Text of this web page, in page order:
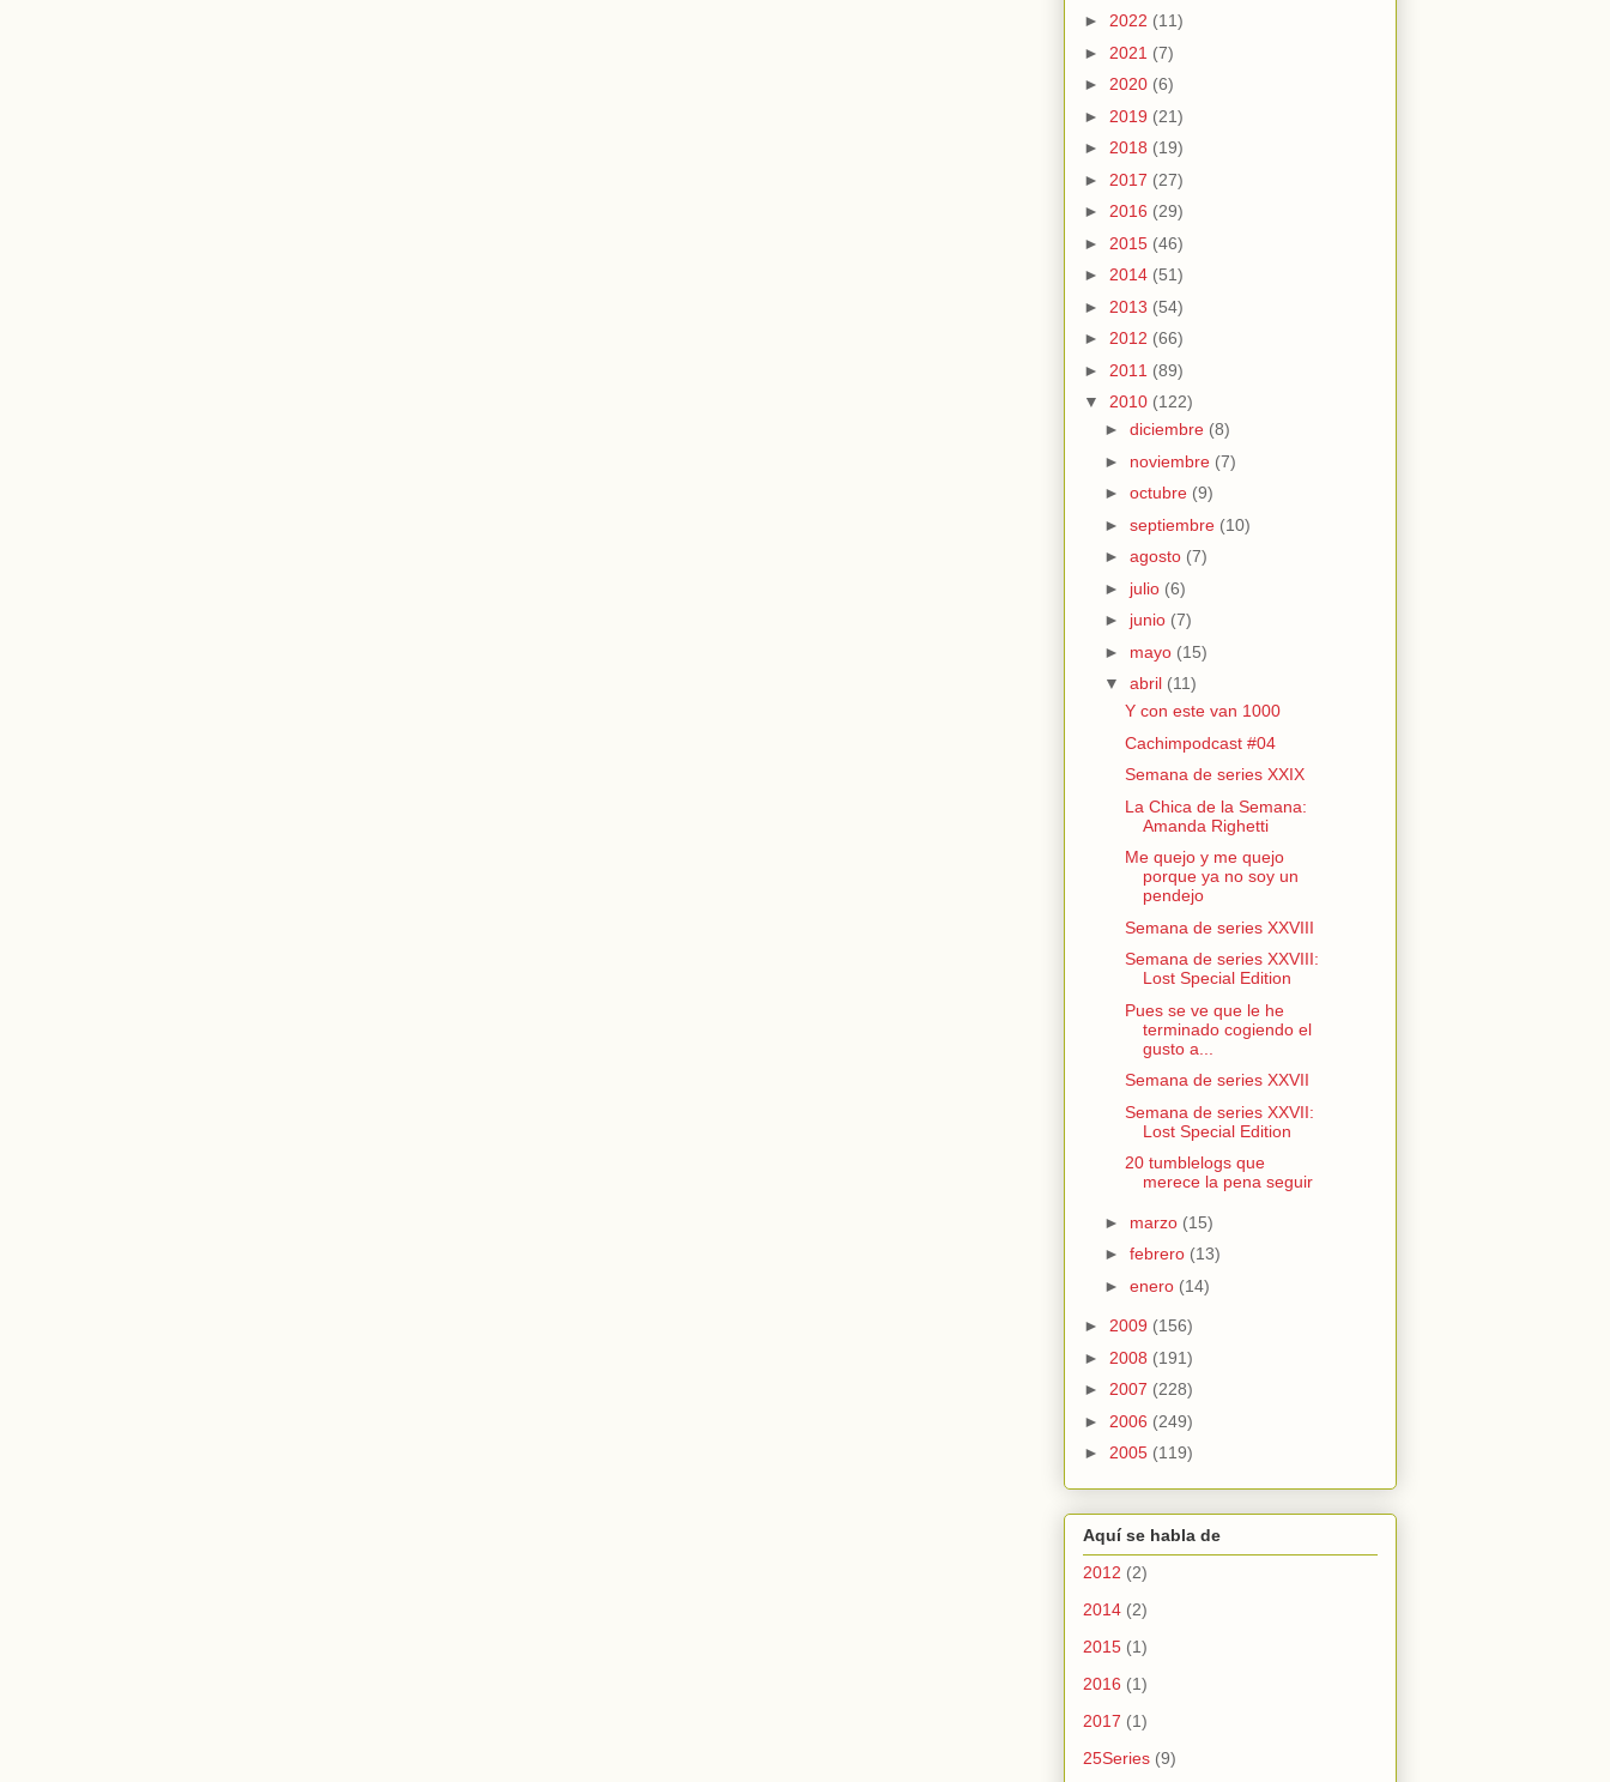
► 2022 (11)
► 2021 (7)
► 2020 (6)
► 2019 (21)
► 2018 (19)
► 2017 (27)
► 2016 (29)
► 2015 (46)
► 2014 (51)
► 2013 (54)
► 2012 (66)
► 2011 (89)
▼ 2010 (122)
► diciembre (8)
► noviembre (7)
► octubre (9)
► septiembre (10)
► agosto (7)
► julio (6)
► junio (7)
► mayo (15)
▼ abril (11)
Y con este van 1000
Cachimpodcast #04
Semana de series XXIX
La Chica de la Semana:
Amanda Righetti
Me quejo y me quejo
porque ya no soy un
pendejo
Semana de series XXVIII
Semana de series XXVIII:
Lost Special Edition
Pues se ve que le he
terminado cogiendo el
gusto a...
Semana de series XXVII
Semana de series XXVII:
Lost Special Edition
20 tumblelogs que
merece la pena seguir
► marzo (15)
► febrero (13)
► enero (14)
► 2009 (156)
► 2008 (191)
► 2007 (228)
► 2006 (249)
► 2005 (119)
Aquí se habla de
2012 (2)
2014 (2)
2015 (1)
2016 (1)
2017 (1)
25Series (9)